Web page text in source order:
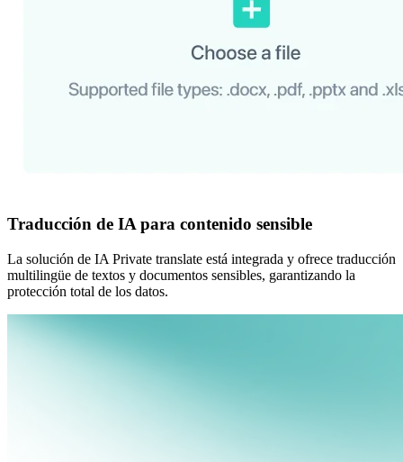
Traducción de IA para contenido sensible
La solución de IA Private translate está integrada y ofrece traducción
multilingüe de textos y documentos sensibles, garantizando la
protección total de los datos.